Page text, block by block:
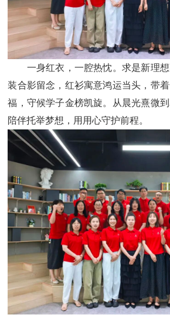
一身红衣，一腔热忱。求是新理想
装合影留念，红衫寓意鸿运当头，带
福，守候学子金榜凯旋。从晨光熹微
陪伴托举梦想，用用心守护前程。